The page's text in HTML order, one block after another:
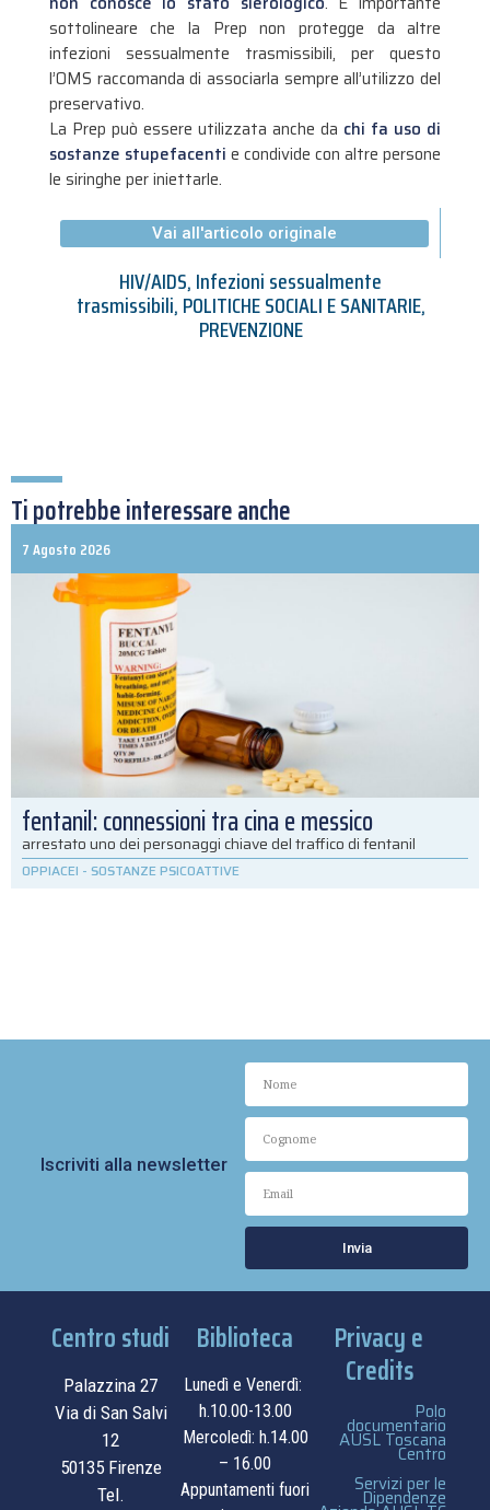
sottolineare che la Prep non protegge da altre
infezioni sessualmente trasmissibili, per questo
l’OMS raccomanda di associarla sempre all’utilizzo del
preservativo.
La Prep può essere utilizzata anche da chi fa uso di
sostanze stupefacenti e condivide con altre persone
le siringhe per iniettarle.
Vai all'articolo originale
HIV/AIDS,Infezioni sessualmente
trasmissibili,POLITICHE SOCIALI E SANITARIE,
PREVENZIONE
Ti potrebbe interessare anche
7 Agosto 2026
fentanil: connessioni tra cina e messico
arrestato uno dei personaggi chiave del traffico di fentanil
OPPIACEI - SOSTANZE PSICOATTIVE
Iscriviti alla newsletter
Invia
Centro studi
Palazzina 27
Via di San Salvi
12
50135 Firenze
Tel.
Biblioteca
Lunedì e Venerdì:
h.10.00-13.00
Mercoledì: h.14.00
– 16.00
Appuntamenti fuori
Privacy e
Credits
Polo
documentario
AUSL Toscana
Centro
Servizi per le
Dipendenze